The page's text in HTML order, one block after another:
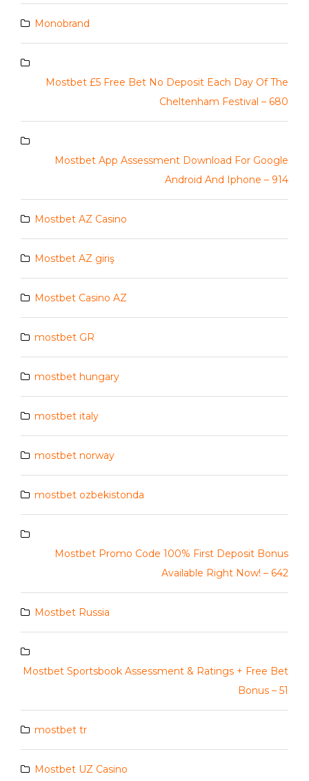
Monobrand
Mostbet £5 Free Bet No Deposit Each Day Of The
Cheltenham Festival – 680
Mostbet App Assessment Download For Google
Android And Iphone – 914
Mostbet AZ Casino
Mostbet AZ giriş
Mostbet Casino AZ
mostbet GR
mostbet hungary
mostbet italy
mostbet norway
mostbet ozbekistonda
Mostbet Promo Code 100% First Deposit Bonus
Available Right Now! – 642
Mostbet Russia
Mostbet Sportsbook Assessment & Ratings + Free Bet
Bonus – 51
mostbet tr
Mostbet UZ Casino